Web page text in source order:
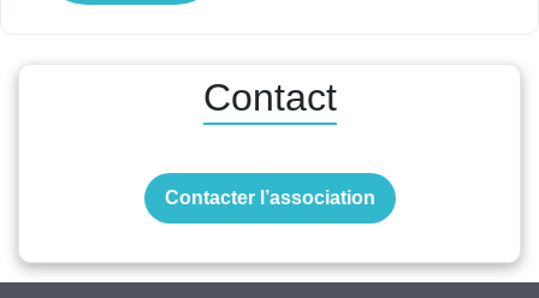
Contact
Contacter l’association